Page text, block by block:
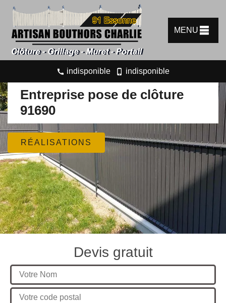
MENU
indisponible indisponible
Entreprise pose de clôture
91690
RÉALISATIONS
Devis gratuit